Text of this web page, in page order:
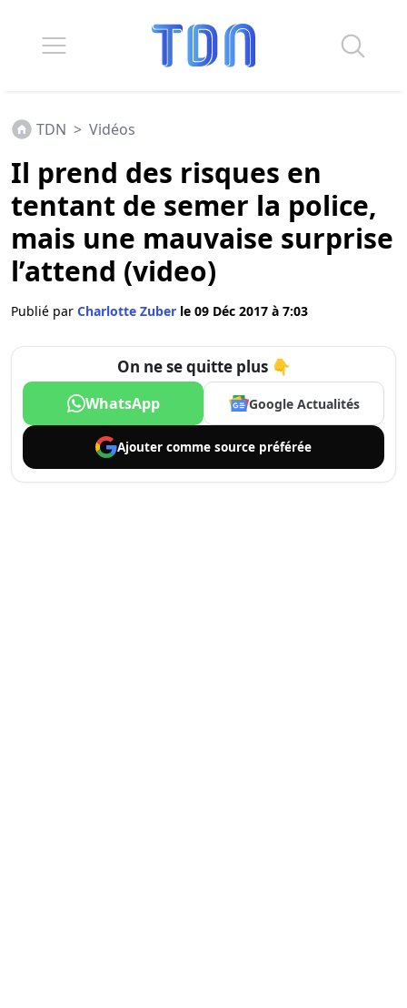
TDN > Vidéos
Il prend des risques en
tentant de semer la police,
mais une mauvaise surprise
l’attend (video)
Publié par Charlotte Zuber le 09 Déc 2017 à 7:03
On ne se quitte plus 👇
WhatsApp Google Actualités
Ajouter comme source préférée